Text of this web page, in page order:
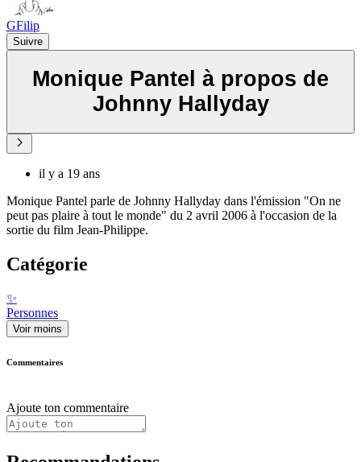
GFilip
Suivre
Monique Pantel à propos de
Johnny Hallyday
il y a 19 ans
Monique Pantel parle de Johnny Hallyday dans l'émission "On ne
peut pas plaire à tout le monde" du 2 avril 2006 à l'occasion de la
sortie du film Jean-Philippe.
Catégorie
✨
Personnes
Voir moins
Commentaires
Ajoute ton commentaire